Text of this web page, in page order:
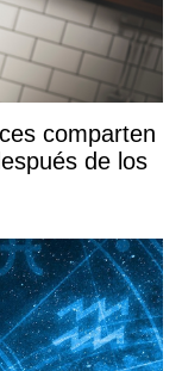
comparten
de los